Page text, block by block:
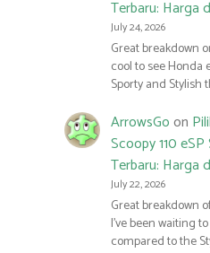
Terbaru: Harga
July 24, 2026
Great breakdown
cool to see
Sporty and Stylish
ArrowsGoon
Scoopy 110
Terbaru: Harga
July 22, 2026
Great breakdown
I’ve been waiting
compared to the